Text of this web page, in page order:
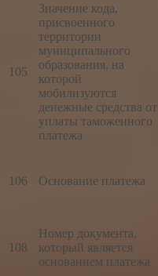
105
Значение кода,
присвоенного
территории
муниципального
образования, на
которой
мобилизуются
денежные средства от
уплаты таможенного
платежа
106 Основание платежа
108
Номер документа,
который является
основанием платежа